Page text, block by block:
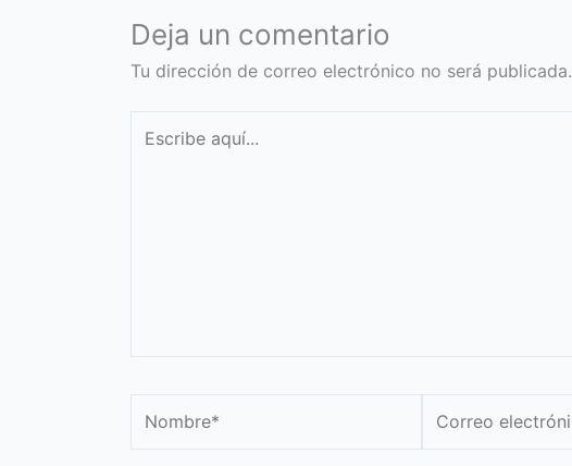
Deja un comentario
Tu dirección de correo electrónico no será publicada.
aquí...
electrónico*